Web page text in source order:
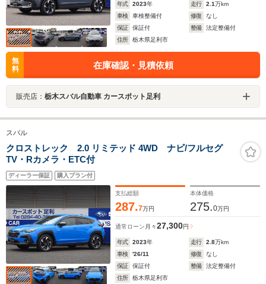
年式 2023年 走行 2.1万km
車検
車検整備付 修復
なし
保証
保証付 整備
法定整備付
住所
栃木県足利市
無
料
在庫確認・見積依頼
販売店： 栃木スバル自動車 カースポット足利
スバル
クロストレック 2.0 リミテッド 4WD ナビ/フルセグ
TV・Rカメラ・ETC付
ディーラー保証 購入プラン付
支払総額
287.7万円
本体価格
275.0万円
通常ローン 月々27,300円
年式 2023年 走行 2.8万km
車検
'26/11 修復
なし
保証
保証付 整備
法定整備付
住所
栃木県足利市